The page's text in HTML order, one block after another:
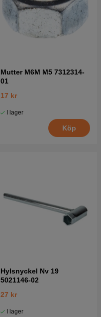
Mutter M6M M5 7312314-
01
17 kr
I lager
Köp
Hylsnyckel Nv 19
5021146-02
27 kr
I lager